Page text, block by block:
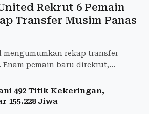
Rekrut 6 Pemain
Transfer Musim Panas
mengumumkan rekap transfer
Enam pemain baru direkrut,
492 Titik Kekeringan,
155.228 Jiwa